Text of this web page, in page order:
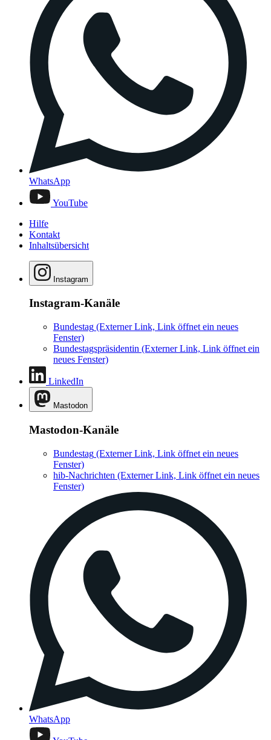
WhatsApp
YouTube
Hilfe
Kontakt
Inhaltsübersicht
Instagram
Instagram-Kanäle
Bundestag (Externer Link, Link öffnet ein neues
Fenster)
Bundestagspräsidentin (Externer Link, Link öffnet ein
neues Fenster)
LinkedIn
Mastodon
Mastodon-Kanäle
Bundestag (Externer Link, Link öffnet ein neues
Fenster)
hib-Nachrichten (Externer Link, Link öffnet ein neues
Fenster)
WhatsApp